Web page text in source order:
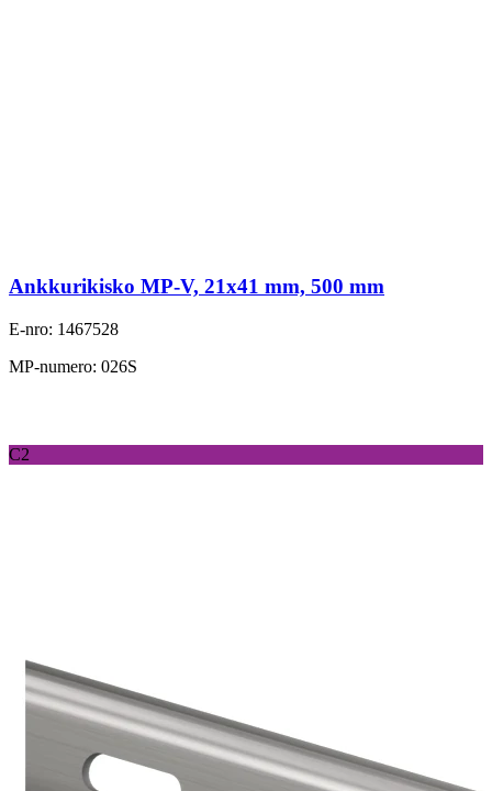
Ankkurikisko MP-V, 21x41 mm, 500 mm
E-nro: 1467528
MP-numero: 026S
C2